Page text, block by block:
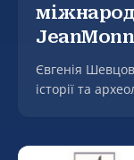
Євгенія
історії та
сфері»